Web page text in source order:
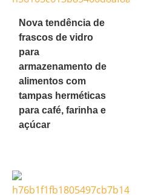
Nova tendência de
frascos de vidro
para
armazenamento de
alimentos com
tampas herméticas
para café, farinha e
açúcar